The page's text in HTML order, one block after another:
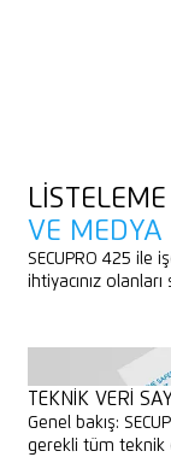
VE MEDYA
SECUPRO 425 ile
ihtiyacınız
TÜM MEDYA VE
TEKNIK VERI
Genel bakış:
gerekli tüm teknik